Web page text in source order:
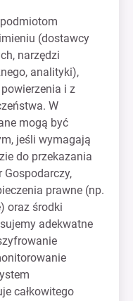
(dostawcy
narzędzi
analityki),
i z
W
mogą być
jeśli wymagają
do przekazania
Gospodarczy,
prawne (np.
oraz środki
adekwatne
całkowitego